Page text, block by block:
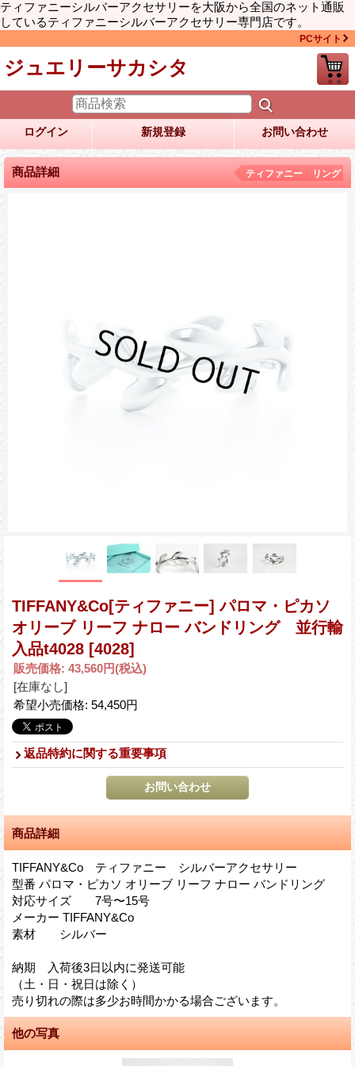
ティファニーシルバーアクセサリーを大阪から全国のネット通販
しているティファニーシルバーアクセサリー専門店です。
PCサイト
ジュエリーサカシタ
ログイン 新規登録 お問い合わせ
商品詳細 ティファニー リング
TIFFANY&Co[ティファニー] パロマ・ピカソ
オリーブ リーフ ナロー バンドリング 並行輸
入品t4028 [4028]
販売価格: 43,560円(税込)
[在庫なし]
希望小売価格: 54,450円
返品特約に関する重要事項
商品詳細
TIFFANY&Co ティファニー シルバーアクセサリー
型番 パロマ・ピカソ オリーブ リーフ ナロー バンドリング
対応サイズ 7号〜15号
メーカー TIFFANY&Co
素材 シルバー
納期 入荷後3日以内に発送可能
（土・日・祝日は除く）
売り切れの際は多少お時間かかる場合ございます。
他の写真